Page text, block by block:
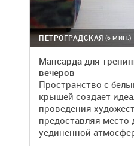
(6 МИН.)
ПЕТРОГРАДСКАЯ
Мансарда для
вечеров
Пространство с
крышей создает
проведения
предоставляя место
уединенной